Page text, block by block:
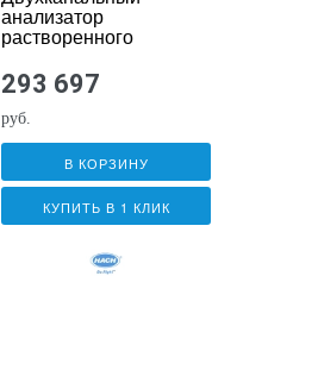
анализатор
растворенного
кислорода
HQ2200 с
датчиком
LDO10105
293 697
руб.
В КОРЗИНУ
КУПИТЬ В 1 КЛИК